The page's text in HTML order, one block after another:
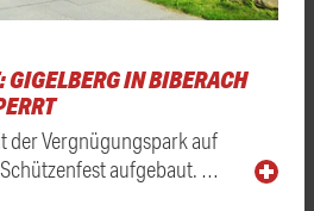
IN BIBERACH
der Vergnügungspark auf
aufgebaut. …